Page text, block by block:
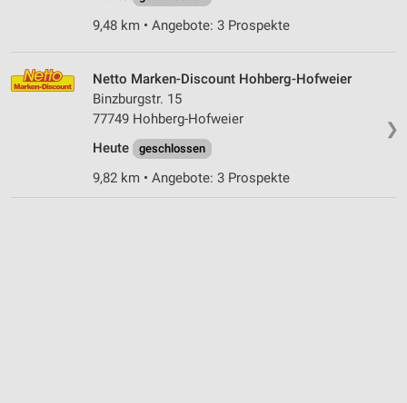
9,48 km • Angebote: 3 Prospekte
❯
Netto Marken-Discount Hohberg-Hofweier
Binzburgstr. 15
77749 Hohberg-Hofweier
Heute
geschlossen
9,82 km • Angebote: 3 Prospekte